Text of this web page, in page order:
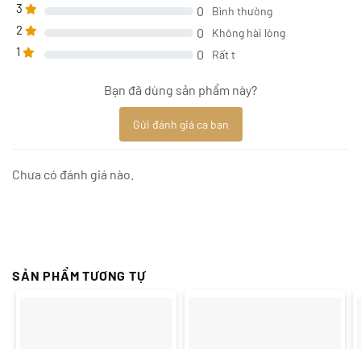
3 0 Bình thường
2 0 Không hài lòng
1 0 Rất t
Bạn đã dùng sản phẩm này?
Gửi đánh giá ca bạn
Chưa có đánh giá nào.
SẢN PHẨM TƯƠNG TỰ